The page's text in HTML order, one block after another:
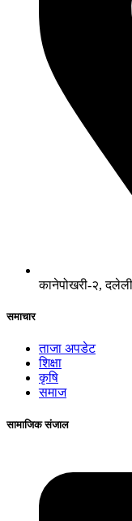
कानेपोखरी-२, दलेली
समाचार
ताजा अपडेट
शिक्षा
कृषि
समाज
सामाजिक संजाल